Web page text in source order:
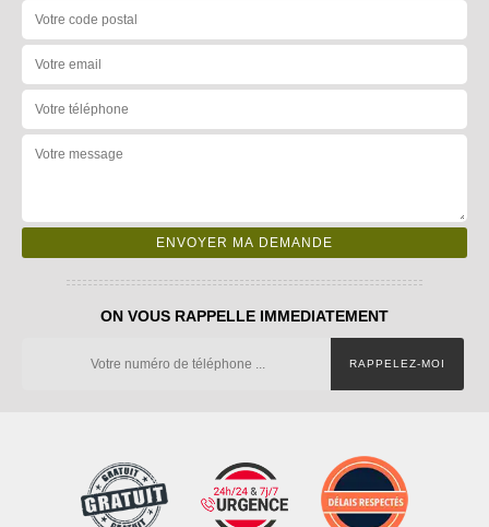
ON VOUS RAPPELLE IMMEDIATEMENT